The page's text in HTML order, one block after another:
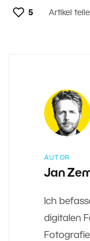
5 Artikel
AUTOR
Jan
Ich
digitalen